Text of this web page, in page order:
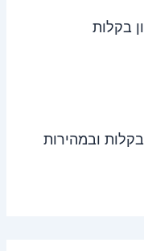
בקלות
ובמהירות